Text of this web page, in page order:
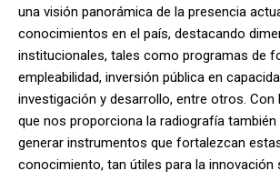
una visión panorámica de la presencia
conocimientos en el país, destacando
institucionales, tales como programas de
empleabilidad, inversión pública en
investigación y desarrollo, entre otros. Con
que nos proporciona la radiografía
generar instrumentos que fortalezcan
conocimiento, tan útiles para la innovación